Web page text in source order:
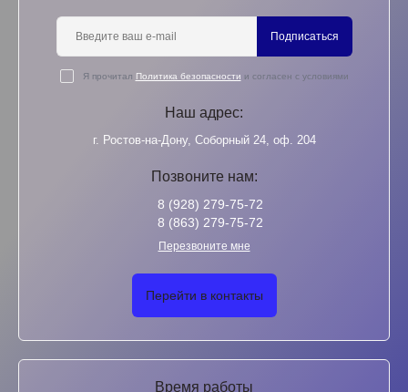
Подписаться
Я прочитал Политика безопасности и согласен с условиями
Наш адрес:
г. Ростов-на-Дону, Соборный 24, оф. 204
Позвоните нам:
8 (928) 279-75-72
8 (863) 279-75-72
Перезвоните мне
Перейти в контакты
Время работы